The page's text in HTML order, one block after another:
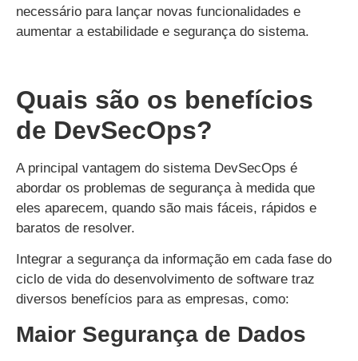
necessário para lançar novas funcionalidades e
aumentar a estabilidade e segurança do sistema.
Quais são os benefícios
de DevSecOps?
A principal vantagem do sistema DevSecOps é
abordar os problemas de segurança à medida que
eles aparecem, quando são mais fáceis, rápidos e
baratos de resolver.
Integrar a segurança da informação em cada fase do
ciclo de vida do desenvolvimento de software traz
diversos benefícios para as empresas, como:
Maior Segurança de Dados